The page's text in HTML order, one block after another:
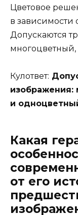
Цветовое
в зависимости
Допускаются
Кулответ:
изображения:
и
Какая
от его